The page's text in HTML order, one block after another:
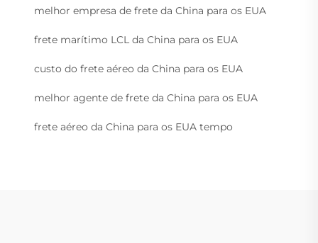
melhor empresa de frete da China para os EUA
frete marítimo LCL da China para os EUA
custo do frete aéreo da China para os EUA
melhor agente de frete da China para os EUA
frete aéreo da China para os EUA tempo